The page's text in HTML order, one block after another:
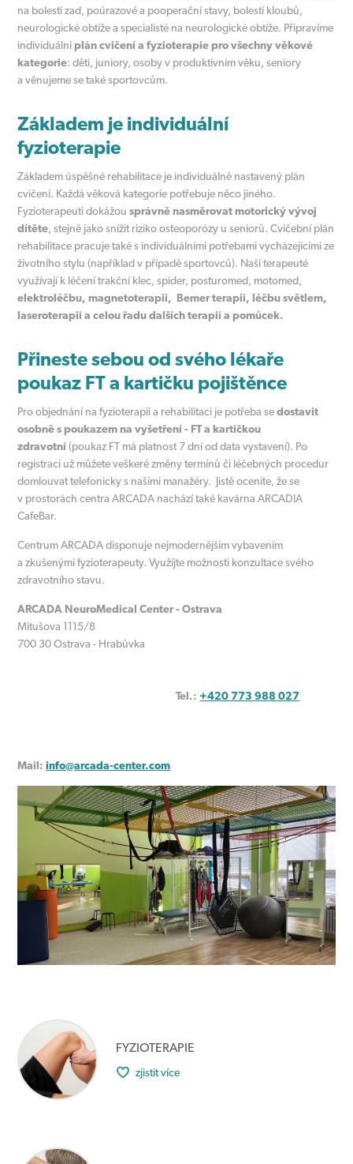
na bolesti zad, poúrazové a pooperační stavy, bolesti kloubů,
neurologické obtíže a specialisté na neurologické obtíže. Připravíme
individuálníplán cvičení a fyzioterapie pro všechny věkové
kategorie: děti, juniory, osoby v produktivním věku, seniory
a věnujeme se také sportovcům.
Základem je individuální
fyzioterapie
Základem úspěšné rehabilitace je individuálně nastavený plán
cvičení. Každá věková kategorie potřebuje něco jiného.
Fyzioterapeuti dokážousprávně nasměrovat motorický vývoj
dítěte, stejně jako snížit riziko osteoporózy u seniorů. Cvičební plán
rehabilitace pracuje také s individuálními potřebami vycházejícími ze
životního stylu (například v případě sportovců). Naší terapeuté
využívají k léčení trakční klec, spider, posturomed, motomed,
elektroléčbu, magnetoterapii, Bemer terapii, léčbu světlem,
laseroterapii a celou řadu dalších terapií a pomůcek.
Přineste sebou od svého lékaře
poukaz FT a kartičku pojištěnce
Pro objednání na fyzioterapii a rehabilitaci je potřeba sedostavit
osobně s poukazem na vyšetření - FT a kartičkou
zdravotní(poukaz FT má platnost 7 dní od data vystavení). Po
registraci už můžete veškeré změny termínů či léčebných procedur
domlouvat telefonicky s našími manažéry. Jistě oceníte, že se
v prostorách centra ARCADA nachází také kavárna ARCADIA
CafeBar.
Centrum ARCADA disponuje nejmodernějším vybavením
a zkušenými fyzioterapeuty. Využíjte možnosti konzultace svého
zdravotního stavu.
ARCADA NeuroMedical Center - Ostrava
Mitušova 1115/8
700 30 Ostrava - Hrabůvka
Tel.: +420 773 988 027
Mail: info@arcada-center.com
FYZIOTERAPIE
zjistit více